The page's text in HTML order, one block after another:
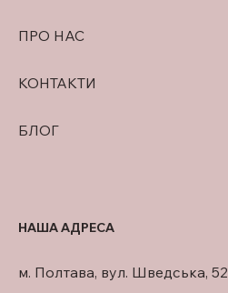
ПРО НАС
КОНТАКТИ
БЛОГ
м. Полтава, вул. Шведська, 52
НАША АДРЕСА